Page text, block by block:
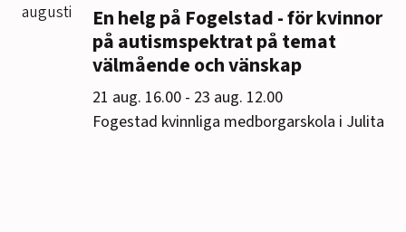
augusti
En helg på Fogelstad - för kvinnor
på autismspektrat på temat
välmående och vänskap
21 aug. 16.00 till
- 23 aug. 12.00
Fogestad kvinnliga medborgarskola i Julita